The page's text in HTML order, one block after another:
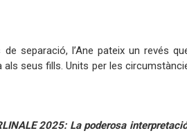
de separació, l’Ane pateix un revés
als seus fills. Units per les
2025: La poderosa